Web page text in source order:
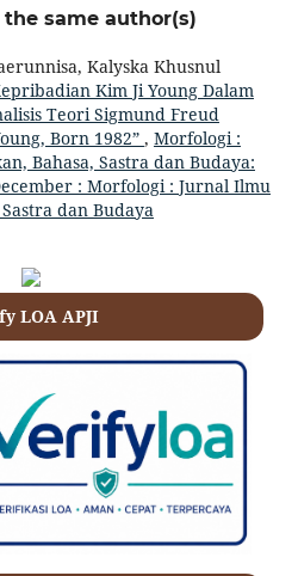
same author(s)
Kalyska Khusnul
Kim Ji Young Dalam
Teori Sigmund Freud
Born 1982” , Morfologi :
Bahasa, Sastra dan Budaya:
: Morfologi : Jurnal Ilmu
dan Budaya
LOA APJI